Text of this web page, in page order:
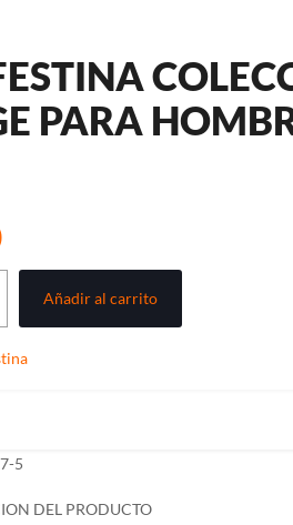
PARA
Añadir al carrito
5
DEL PRODUCTO